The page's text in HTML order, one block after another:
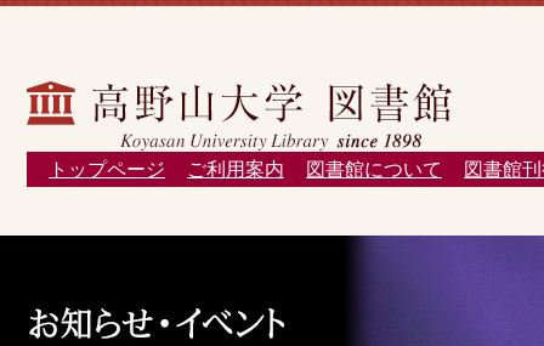
トップページ ご利用案内 図書館について 図書館